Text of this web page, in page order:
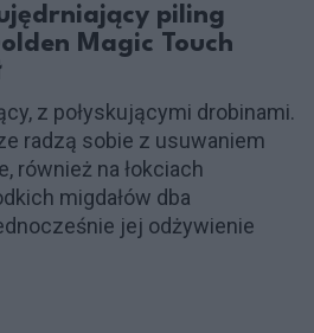
piling
Magic Touch
z połyskującymi drobinami.
radzą sobie z usuwaniem
również na łokciach
migdałów dba
jej odżywienie